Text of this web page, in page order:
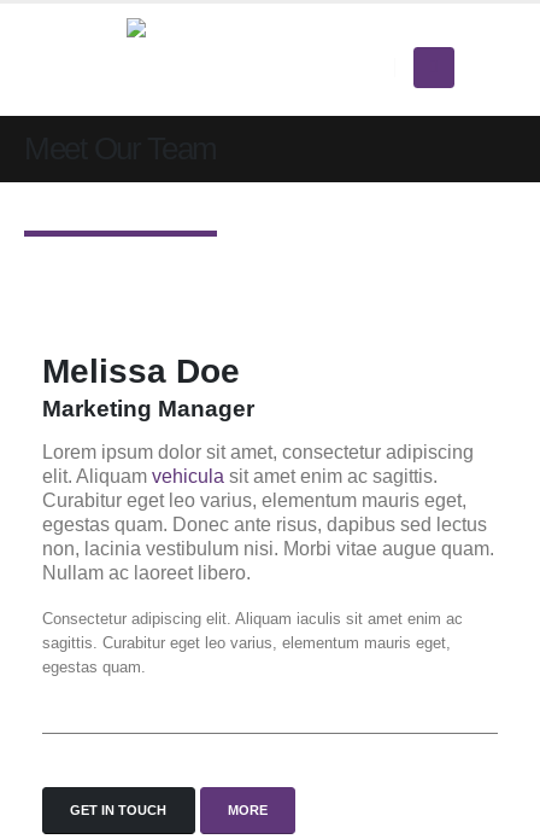
Melissa Doe
Marketing Manager
Lorem ipsum dolor sit amet, consectetur adipiscing
elit. Aliquam vehicula sit amet enim ac sagittis.
Curabitur eget leo varius, elementum mauris eget,
egestas quam. Donec ante risus, dapibus sed lectus
non, lacinia vestibulum nisi. Morbi vitae augue quam.
Nullam ac laoreet libero.
Consectetur adipiscing elit. Aliquam iaculis sit amet enim ac
sagittis. Curabitur eget leo varius, elementum mauris eget,
egestas quam.
GET IN TOUCH MORE